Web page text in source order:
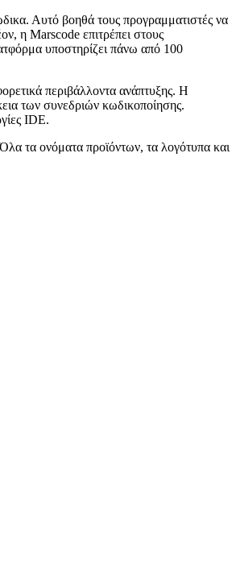
Αυτό βοηθά τους προγραμματιστές να
η Marscode επιτρέπει στους
υποστηρίζει πάνω από 100
περιβάλλοντα ανάπτυξης. Η
των συνεδριών κωδικοποίησης.
IDE.
τα ονόματα προϊόντων, τα λογότυπα και